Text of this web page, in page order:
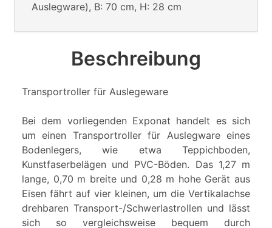
Auslegware), B: 70 cm, H: 28 cm
Beschreibung
Transportroller für Auslegeware
Bei dem vorliegenden Exponat handelt es sich
um einen Transportroller für Auslegware eines
Bodenlegers, wie etwa Teppichboden,
Kunstfaserbelägen und PVC-Böden. Das 1,27 m
lange, 0,70 m breite und 0,28 m hohe Gerät aus
Eisen fährt auf vier kleinen, um die Vertikalachse
drehbaren Transport-/Schwerlastrollen und lässt
sich so vergleichsweise bequem durch